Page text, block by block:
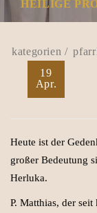
HEILIGE
19
Apr.
Heute ist der
großer Bedeutung
Herluka.
P. Matthias, der